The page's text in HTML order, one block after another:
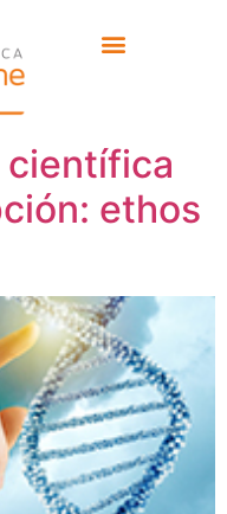
científica
ethos